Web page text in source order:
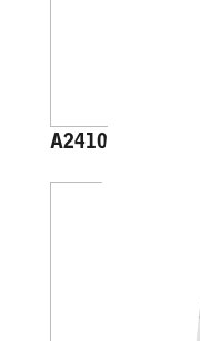
A2410A